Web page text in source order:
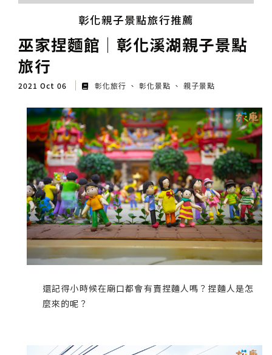
彰化親子景點旅行推薦
巫家捏麵館│彰化溪湖親子景點
旅行
2021 Oct 06 彰化旅行 彰化景點 親子景點
還記得小時候在廟口都會有賣捏麵人嗎？捏麵人是怎
麼來的呢？